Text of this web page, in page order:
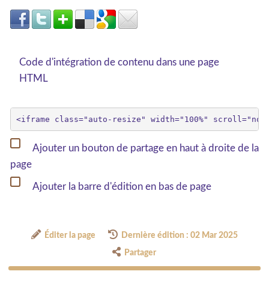
Code d'intégration de contenu dans une page
HTML
Ajouter un bouton de partage en haut à droite de la
page
Ajouter la barre d'édition en bas de page
Éditer la page Dernière édition : 02 Mar 2025
Partager